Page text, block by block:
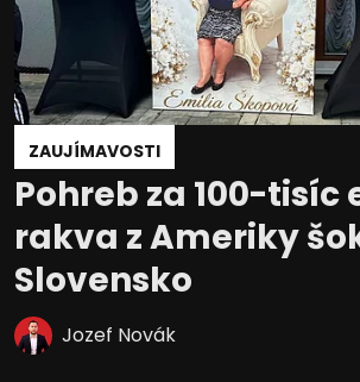
ZAUJÍMAVOSTI
Pohreb za 100-tisíc
rakva z Ameriky
Slovensko
Jozef Novák